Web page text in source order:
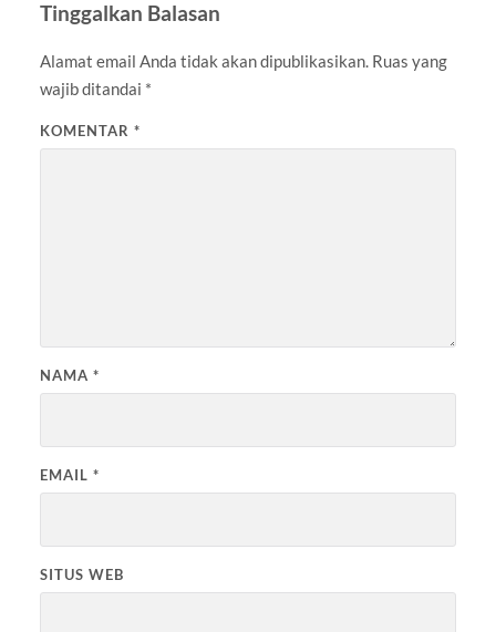
Tinggalkan Balasan
Alamat email Anda tidak akan dipublikasikan. Ruas yang
wajib ditandai *
KOMENTAR *
NAMA *
EMAIL *
SITUS WEB